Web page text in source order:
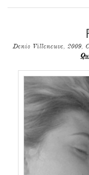
Denis Villeneuve, 2009,